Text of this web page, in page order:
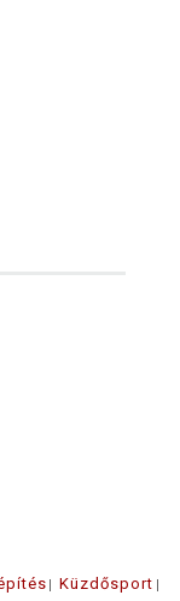
Küzdősport